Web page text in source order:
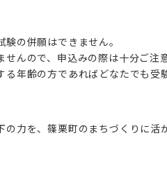
の併願はできません。
んので、申込みの際は十分ご注
年齢の方であればどなたでも受
力を、篠栗町のまちづくりに活